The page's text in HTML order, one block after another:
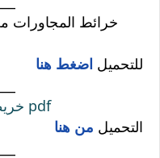
للتحميل اضغط هنا
خريطة الحي 12 العاشر من رمضان pdf
التحميل من هنا